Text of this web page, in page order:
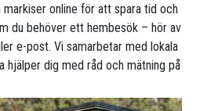
markiser online för att spara tid och
du behöver ett hembesök – hör av
e-post. Vi samarbetar med lokala
hjälper dig med råd och mätning på